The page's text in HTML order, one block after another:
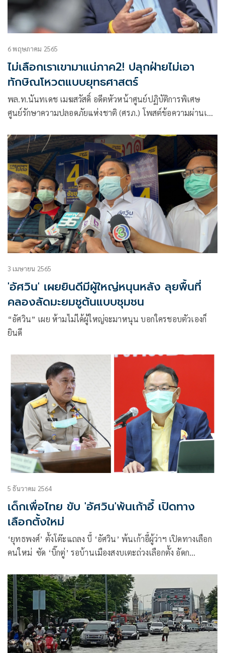
6 พฤษภาคม 2565
ไม่เลือกเราเขามาแน่ภาค2! ปลุกฝ่ายไม่เอา
ทักษิณโหวตแบบยุทธศาสตร์
พล.ท.นันทเดช เมฆสวัสดิ์ อดีตหัวหน้าศูนย์ปฏิบัติการพิเศษ
ศูนย์รักษาความปลอดภัยแห่งชาติ (ศรภ.) โพสต์ข้อความผ่านเฟ
3 เมษายน 2565
'อัศวิน' เผยยินดีมีผู้ใหญ่หนุนหลัง ลุยพื้นที่
คลองลัดมะยมชูต้นแบบชุมชน
“อัศวิน” เผย ห้ามไม่ได้ผู้ใหญ่จะมาหนุน บอกใครชอบตัวเองก็
ยินดี
5 ธันวาคม 2564
เด็กเพื่อไทย ขับ 'อัศวิน'พ้นเก้าอี้ เปิดทาง
เลือกตั้งใหม่
‘ยุทธพงศ์’ ตั้งโต๊ะแถลง บี้ ‘อัศวิน’ พ้นเก้าอี้ผู้ว่าฯ เปิดทางเลือก
คนใหม่ ซัด ‘บิ๊กตู่’ รอบ้านเมืองสงบเตะถ่วงเลือกตั้ง อัดก